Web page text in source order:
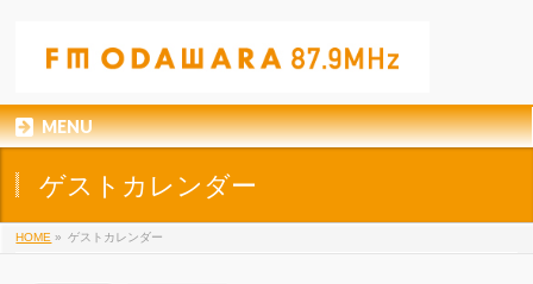
MENU
ゲストカレンダー
HOME » ゲストカレンダー